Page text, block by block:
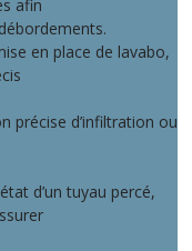
afin
en place de lavabo,
précise d’infiltration ou
d’un tuyau percé,